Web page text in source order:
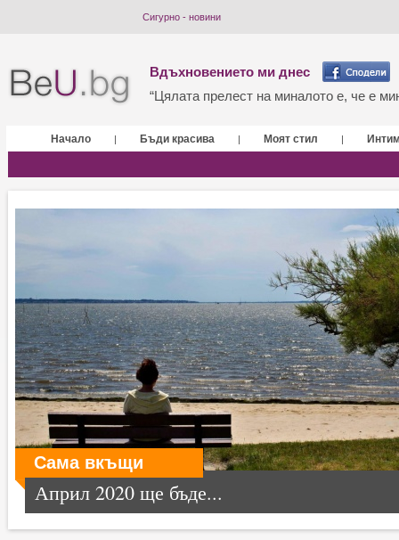
Сигурно - новини
Вдъхновението ми днес
“Цялата прелест на миналото е, че е
Начало | Бъди красива | Моят стил |
Сама вкъщи
Април 2020 ще бъде...